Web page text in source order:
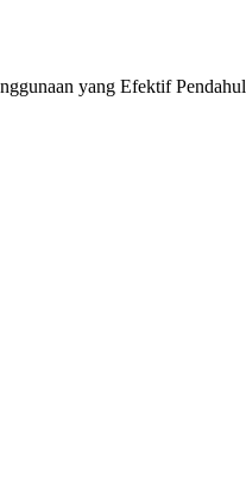
yang Efektif